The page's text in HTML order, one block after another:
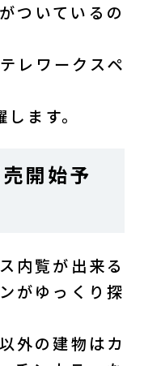
ついているの
レワークスペ
ます。
開始予
内覧が出来る
がゆっくり探
外の建物はカ